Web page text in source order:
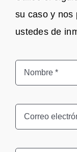
su caso y nos
ustedes de